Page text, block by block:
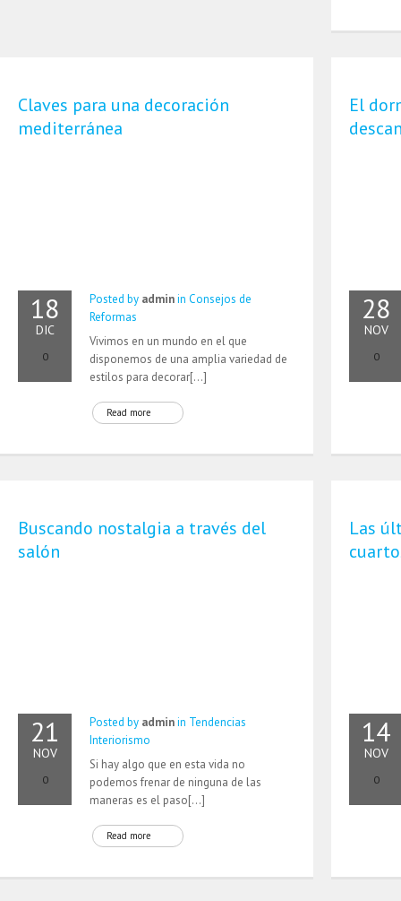
Claves para una decoración
mediterránea
18
DIC
0
Posted by adminin Consejos de
Reformas
Vivimos en un mundo en el que
disponemos de una amplia variedad de
estilos para decorar[…]
Read more
El
28
NOV
0
Buscando nostalgia a través del
salón
21
NOV
0
Posted by adminin Tendencias
Interiorismo
Si hay algo que en esta vida no
podemos frenar de ninguna de las
maneras es el paso[…]
Read more
Las
14
NOV
0